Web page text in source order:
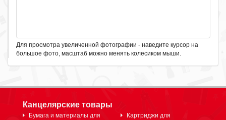
Для просмотра увеличенной фотографии - наведите курсор на
большое фото, масштаб можно менять колесиком мыши.
Канцелярские товары
Бумага и материалы для
Картриджи для